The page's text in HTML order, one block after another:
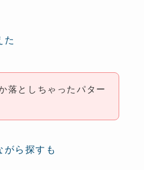
た
落としちゃったパター
がら探すも